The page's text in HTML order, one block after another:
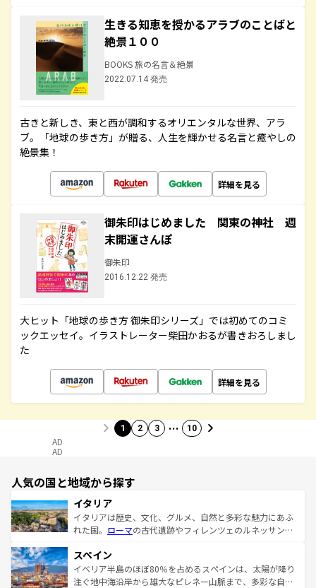
生きる知恵を授かるアラブのことばと
絶景１００
BOOKS 旅の名言＆絶景
2022.07.14 発売
古きと新しき、東と西が調和するオリエンタルな世界、アラ
ブ。「地球の歩き方」が贈る、人生を輝かせる名言と癒やしの
絶景集！
詳細を見る
御朱印はじめました 関東の神社 週
末開運さんぽ
御朱印
2016.12.22 発売
大ヒット「地球の歩き方 御朱印シリーズ」では初めてのコミ
ックエッセイ。イラストレーター柴田かおるが書きおろしまし
た
詳細を見る
1 2 3 … 10
AD
AD
人気の国と地域から探す
イタリア
イタリアは歴史、文化、グルメ、自然と多彩な魅力にあふ
れた国。 ローマの古代遺跡やフィレンツェのルネッサンス
ろん、トスカーナの美しい田園風景やアマルフィ海岸の絶
景など、自然景観も見逃せない。観光の合間には、本場の
ピザやパスタなど、絶品のイタリア料理を堪能することも
スペイン
イベリア半島のほぼ80％を占めるスペインは、太陽が降り
注ぐ地中海沿岸から雄大なピレネー山脈まで、多彩な自然